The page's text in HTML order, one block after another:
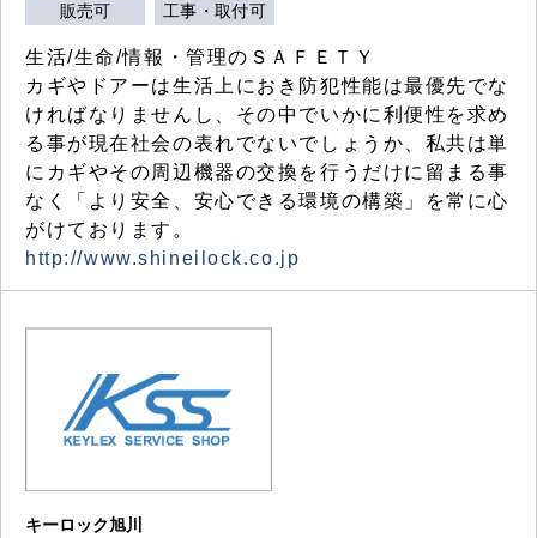
販売可 工事・取付可
生活/生命/情報・管理のＳＡＦＥＴＹ
カギやドアーは生活上におき防犯性能は最優先でな
ければなりませんし、その中でいかに利便性を求め
る事が現在社会の表れでないでしょうか、私共は単
にカギやその周辺機器の交換を行うだけに留まる事
なく「より安全、安心できる環境の構築」を常に心
がけております。
http://www.shineilock.co.jp
キーロック旭川